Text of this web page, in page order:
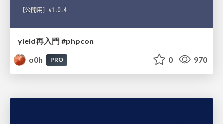
yield再入門 #phpcon
o0h
PRO 0 970